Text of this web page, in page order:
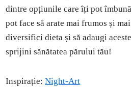
dintre opțiunile care îți pot
pot face să arate mai frumos și
diversifici dieta și să adaugi
sprijini sănătatea părului tău!
Inspirație:Night-Art